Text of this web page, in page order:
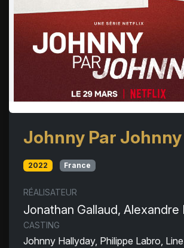
Johnny Par Johnny
2022 France
RÉALISATEUR
Jonathan Gallaud, Alexandre
CASTING
Johnny Hallyday, Philippe Labro,